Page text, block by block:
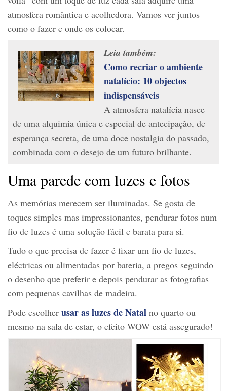
atmosfera romântica e acolhedora. Vamos ver juntos
como o fazer e onde os colocar.
Leia também:
Como recriar o ambiente
natalício: 10 objectos
indispensáveis
A atmosfera natalícia nasce
de uma alquimia única e especial de antecipação, de
esperança secreta, de uma doce nostalgia do passado,
combinada com o desejo de um futuro brilhante.
Uma parede com luzes e fotos
As memórias merecem ser iluminadas. Se gosta de
toques simples mas impressionantes, pendurar fotos num
fio de luzes é uma solução fácil e barata para si.
Tudo o que precisa de fazer é fixar um fio de luzes,
eléctricas ou alimentadas por bateria, a pregos seguindo
o desenho que preferir e depois pendurar as fotografias
com pequenas cavilhas de madeira.
Pode escolher usar as luzes de Natal no quarto ou
mesmo na sala de estar, o efeito WOW está assegurado!